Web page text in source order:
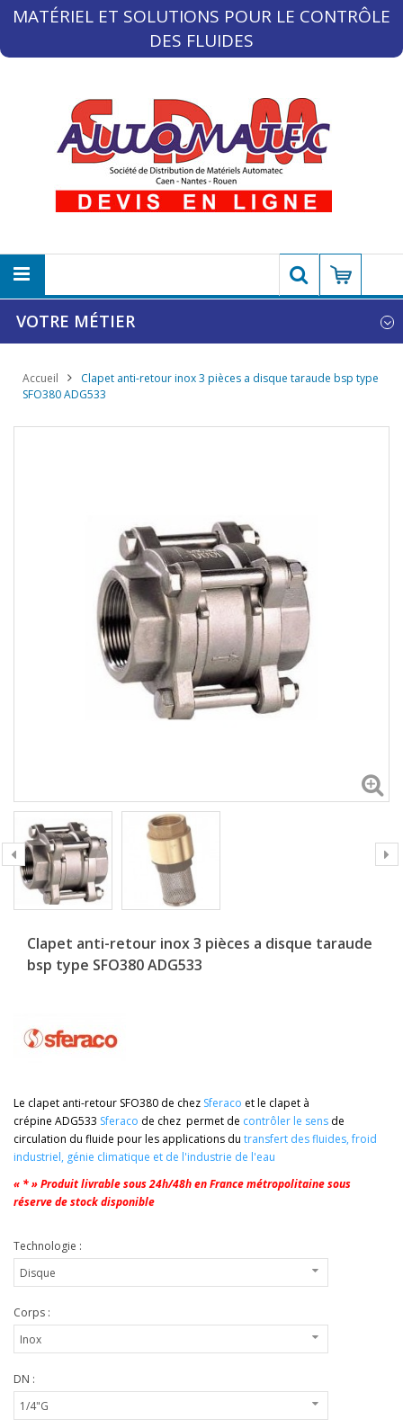
MATÉRIEL ET SOLUTIONS POUR LE CONTRÔLE
DES FLUIDES
VOTRE MÉTIER
Accueil
Clapet anti-retour inox 3 pièces a disque taraude bsp type
SFO380 ADG533
Clapet anti-retour inox 3 pièces a disque taraude
bsp type SFO380 ADG533
Le clapet anti-retour SFO380 de chez Sferaco et le clapet à
crépine ADG533 Sferaco de chez permet de contrôler le sens de
circulation du fluide pour les applications du transfert des fluides,froid
industriel, génie climatique et de l'industrie de l'eau
« * » Produit livrable sous 24h/48h en France métropolitaine sous
réserve de stock disponible
Technologie :
Corps :
DN :